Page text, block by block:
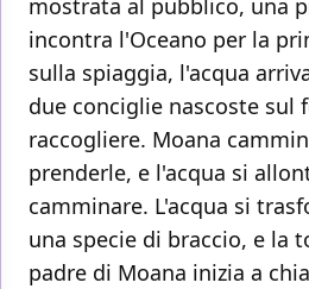
mostrata al pubblico, una
incontra l'Oceano per la
sulla spiaggia, l'acqua
due conciglie nascoste sul
raccogliere. Moana
prenderle, e l'acqua si
camminare. L'acqua si
una specie di braccio, e la
padre di Moana inizia a